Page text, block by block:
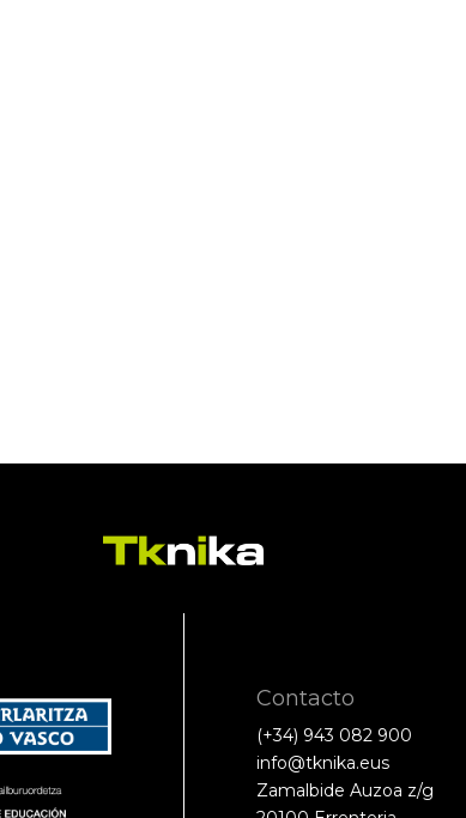
Contacto
(+34) 943 082 900
info@tknika.eus
Zamalbide Auzoa z/g